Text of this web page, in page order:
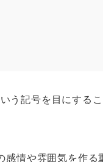
う記号を目にする
感情や雰囲気を作る